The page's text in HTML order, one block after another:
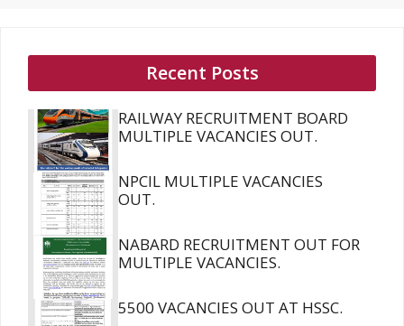
Recent Posts
RAILWAY RECRUITMENT BOARD
MULTIPLE VACANCIES OUT.
NPCIL MULTIPLE VACANCIES
OUT.
NABARD RECRUITMENT OUT FOR
MULTIPLE VACANCIES.
5500 VACANCIES OUT AT HSSC.